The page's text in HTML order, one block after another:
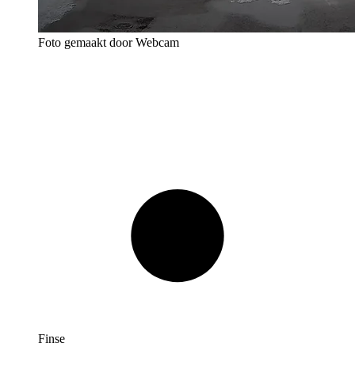
Foto gemaakt door Webcam
Finse